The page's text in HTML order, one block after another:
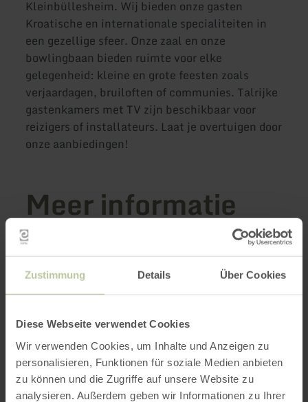
Zustimmung Details Über Cookies
Diese Webseite verwendet Cookies
Wir verwenden Cookies, um Inhalte und Anzeigen zu
personalisieren, Funktionen für soziale Medien anbieten
zu können und die Zugriffe auf unsere Website zu
analysieren. Außerdem geben wir Informationen zu Ihrer
Kleinbüllesheim. Wij bieden onze gasten
Kroatische en internationale specialiteiten in
een gezellige sfeer. Onze zaal en onze
bowlingbaan bieden ruimte voor elke
gelegenheid: kleine en grote feesten zoals
verjaardagen, bruiloften of communies. Talrijke
gastenkamers met TV zijn beschikbaar voor
reizigers of installateurs. Laat je overtuigen door
onze aanbiedingen!
Meer informatie
Openingstijden
Kenmerken / bijzonderheden
Categorieën